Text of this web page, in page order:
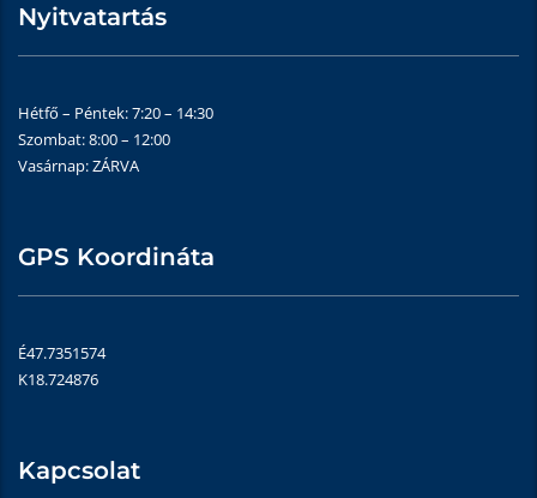
Nyitvatartás
Hétfő – Péntek: 7:20 – 14:30
Szombat: 8:00 – 12:00
Vasárnap: ZÁRVA
GPS Koordináta
É47.7351574
K18.724876
Kapcsolat